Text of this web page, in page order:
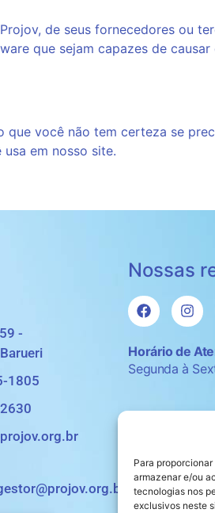
Para
armazenar e/ou
tecnologias nos
exclusivos neste
de seus fornecedores ou
que sejam capazes de
você não tem certeza se
em nosso site.
-
1805
Nossas
Horário de
Segunda à